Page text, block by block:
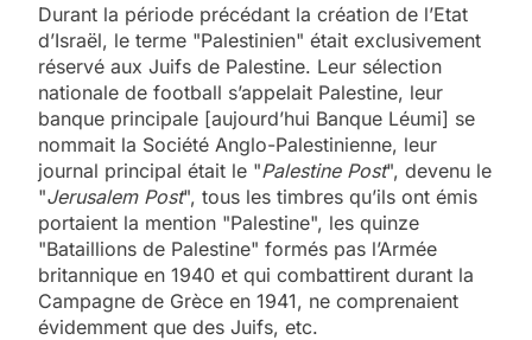
Durant la période précédant la création de l’Etat
d’Israël, le terme "Palestinien" était exclusivement
réservé aux Juifs de Palestine. Leur sélection
nationale de football s’appelait Palestine, leur
banque principale [aujourd’hui Banque Léumi] se
nommait la Société Anglo-Palestinienne, leur
journal principal était le "Palestine Post", devenu le
"Jerusalem Post", tous les timbres qu’ils ont émis
portaient la mention "Palestine", les quinze
"Bataillions de Palestine" formés pas l’Armée
britannique en 1940 et qui combattirent durant la
Campagne de Grèce en 1941, ne comprenaient
évidemment que des Juifs, etc.